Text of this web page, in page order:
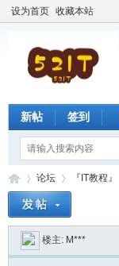
设为首页 收藏本站
新帖 签到
»
论坛
›
『IT教程』
楼主: M***